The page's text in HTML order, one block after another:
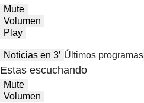
Mute
Volumen
Play
Noticias en 3′ Últimos programas
Estas escuchando
Mute
Volumen